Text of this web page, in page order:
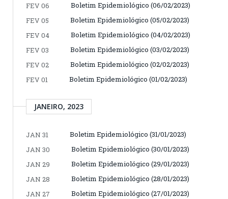
FEV 06
Boletim Epidemiológico (06/02/2023)
FEV 05
Boletim Epidemiológico (05/02/2023)
FEV 04
Boletim Epidemiológico (04/02/2023)
FEV 03
Boletim Epidemiológico (03/02/2023)
FEV 02
Boletim Epidemiológico (02/02/2023)
FEV 01
Boletim Epidemiológico (01/02/2023)
JANEIRO, 2023
JAN 31
Boletim Epidemiológico (31/01/2023)
JAN 30
Boletim Epidemiológico (30/01/2023)
JAN 29
Boletim Epidemiológico (29/01/2023)
JAN 28
Boletim Epidemiológico (28/01/2023)
JAN 27
Boletim Epidemiológico (27/01/2023)